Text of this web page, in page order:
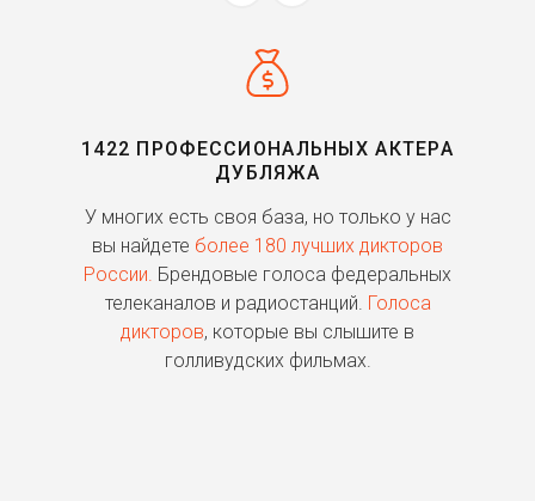
1422 ПРОФЕССИОНАЛЬНЫХ АКТЕРА
ДУБЛЯЖА
У многих есть своя база, но только у нас
вы найдете более 180 лучших дикторов
России. Брендовые голоса федеральных
телеканалов и радиостанций. Голоса
дикторов, которые вы слышите в
голливудских фильмах.